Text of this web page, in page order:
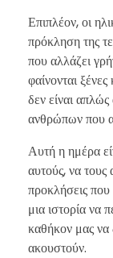
Επιπλέον, οι
πρόκληση της
που αλλάζει
φαίνονται
δεν είναι απλώς
ανθρώπων που
Αυτή η ημέρα
αυτούς, να
προκλήσεις που
μια ιστορία να
καθήκον μας να
ακουστούν.